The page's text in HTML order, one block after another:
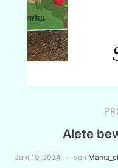
Alete
Juni 19, 2024 von